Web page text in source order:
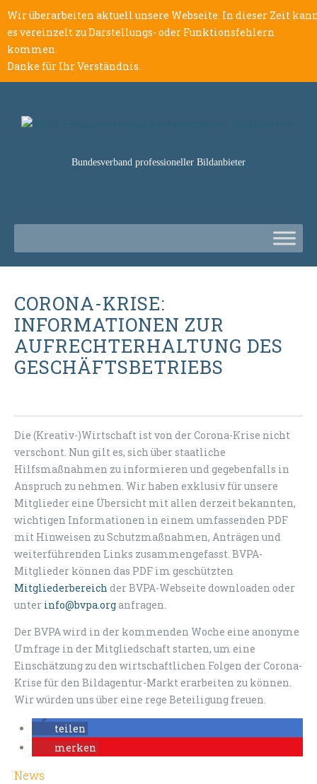
Wir überarbeiten aktuell unsere Webseite. In dieser Zeit
es vereinzelt zu Darstellungs- oder Funktionsfehlern
kommen.
Danke für Ihr Verständnis.
Bundesverband professioneller Bildanbieter
CORONA-KRISE:
INFORMATIONEN ZUR
AUFRECHTERHALTUNG DES
GESCHÄFTSBETRIEBS
Die (Kreativ-)Wirtschaft ist von der Corona-Krise nicht
verschont. Nun gilt es, sich über staatliche
Hilfsmaßnahmen zu informieren und gegebenfalls in
Anspruch zu nehmen. Wir haben exklusiv für unsere
Mitglieder eine Übersicht mit allen derzeit bekannten,
wichtigen Informationen in einem umfassenden PDF
mit Hinweisen zu Schutzmaßnahmen, Anträgen und
weiterführenden Links zusammengefasst. BVPA-
Mitglieder können das PDF im geschützten
Mitgliederbereich der BVPA-Webseite downloaden oder
unter info@bvpa.organfragen.
Der BVPA wird in der kommenden Woche eine anonyme
Umfrage in der Mitgliedschaft starten, um eine
Einschätzung zu den wirtschaftlichen Folgen der Corona-
Krise für den Bildagentur-Markt erarbeiten zu können.
Wir würden uns über eine rege Beteiligung freuen.
teilen
merken
News